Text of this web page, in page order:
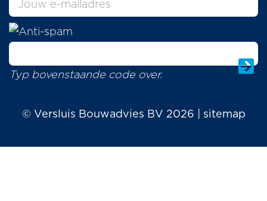
Typ bovenstaande code over.
© Versluis Bouwadvies BV 2026 | sitemap